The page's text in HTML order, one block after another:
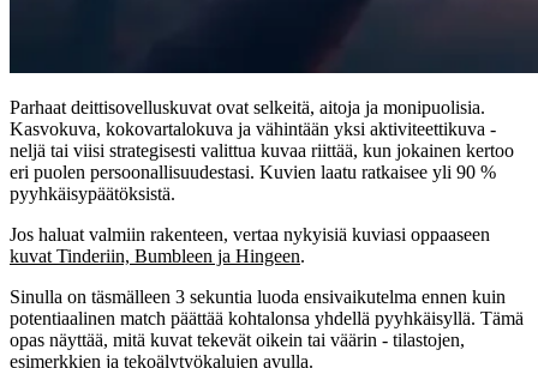
Parhaat deittisovelluskuvat ovat selkeitä, aitoja ja monipuolisia.
Kasvokuva, kokovartalokuva ja vähintään yksi aktiviteettikuva -
neljä tai viisi strategisesti valittua kuvaa riittää, kun jokainen kertoo
eri puolen persoonallisuudestasi. Kuvien laatu ratkaisee yli 90 %
pyyhkäisypäätöksistä.
Jos haluat valmiin rakenteen, vertaa nykyisiä kuviasi oppaaseen
kuvat Tinderiin, Bumbleen ja Hingeen.
Sinulla on täsmälleen 3 sekuntia luoda ensivaikutelma ennen kuin
potentiaalinen match päättää kohtalonsa yhdellä pyyhkäisyllä. Tämä
opas näyttää, mitä kuvat tekevät oikein tai väärin - tilastojen,
esimerkkien ja tekoälytyökalujen avulla.